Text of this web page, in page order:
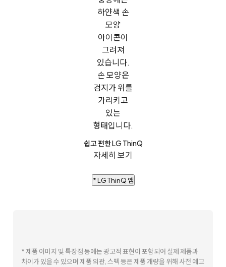
쉽고 편한 LG ThinQ
자세히 보기
* LG ThinQ 앱
* 제품 이미지 및 특장점 등에는 광고적 표현이 포함되어 실제 제품과
차이가 있을 수 있으며 제품 외관, 스펙 등은 제품 개량을 위해 사전 예고